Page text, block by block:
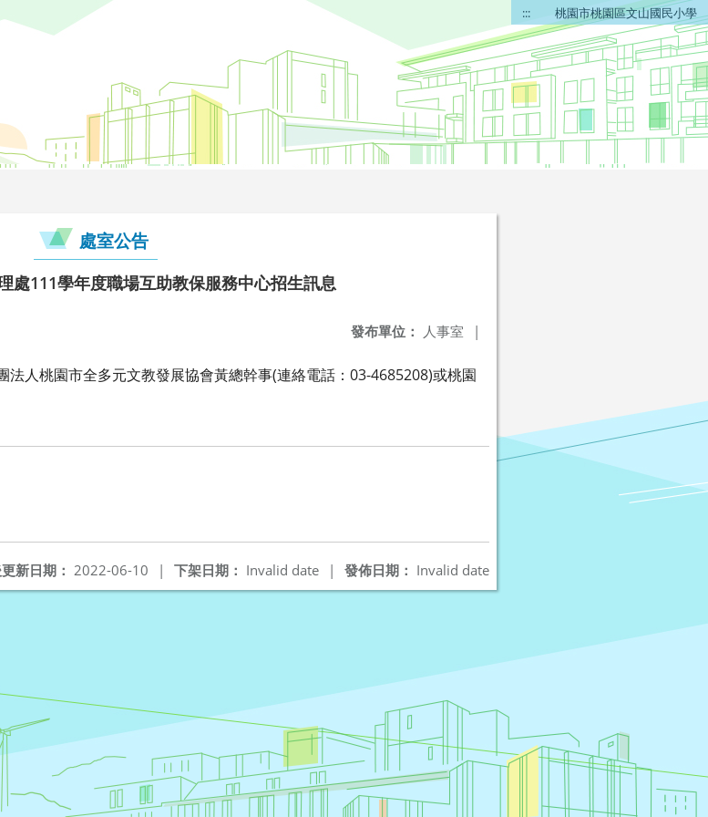
::: 桃園市桃園區文山國民小學
處室公告
處111學年度職場互助教保服務中心招生訊息
發布單位： 人事室 |
人桃園市全多元文教發展協會黃總幹事(連絡電話：03-4685208)或桃園
發佈日期： Invalid date
下架日期： Invalid date |
新日期： 2022-06-10 |